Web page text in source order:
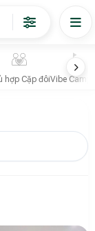
hợp Cặp đôiVibe